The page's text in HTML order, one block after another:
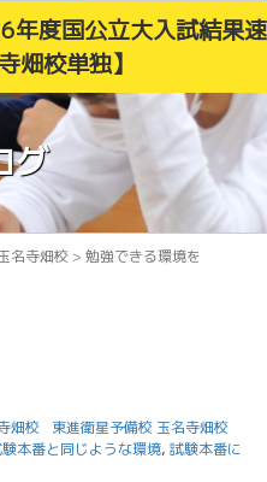
度国公立大入試結果速
校単独】
グ
名寺畑校 > 勉強できる環境を
畑校
東進衛星予備校 玉名寺畑校
本番と同じような環境, 試験本番に